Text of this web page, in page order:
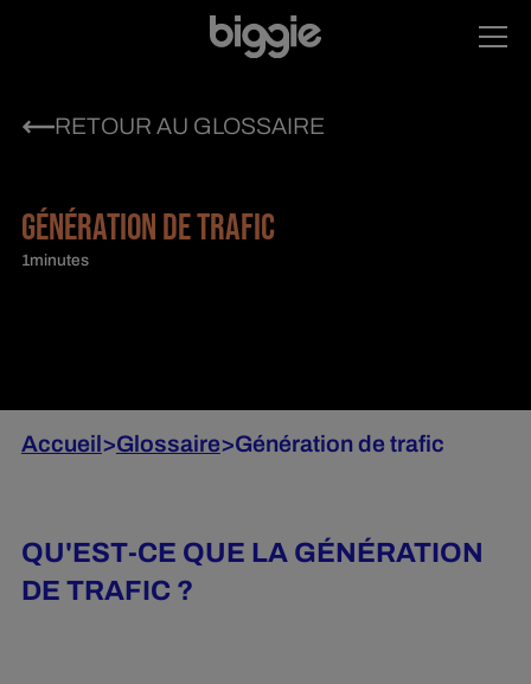
RETOUR AU GLOSSAIRE
GÉNÉRATION DE TRAFIC
1minutes
Accueil >Glossaire>Génération de trafic
QU'EST-CE QUE LA GÉNÉRATION
DE TRAFIC ?